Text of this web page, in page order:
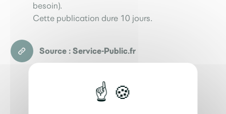
besoin).
Cette publication dure 10 jours.
Source : Service-Public.fr